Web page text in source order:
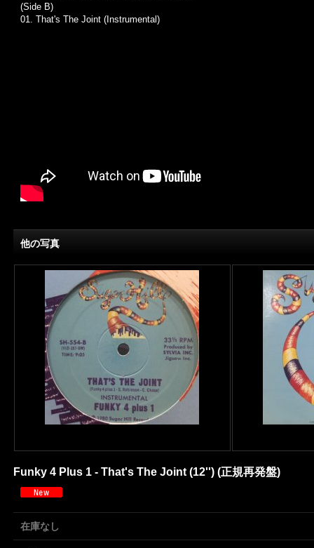
(Side B)
01. That's The Joint (Instrumental)
他の写真
Funky 4 Plus 1 - That's The Joint (12'') (正規再発盤)
在庫なし